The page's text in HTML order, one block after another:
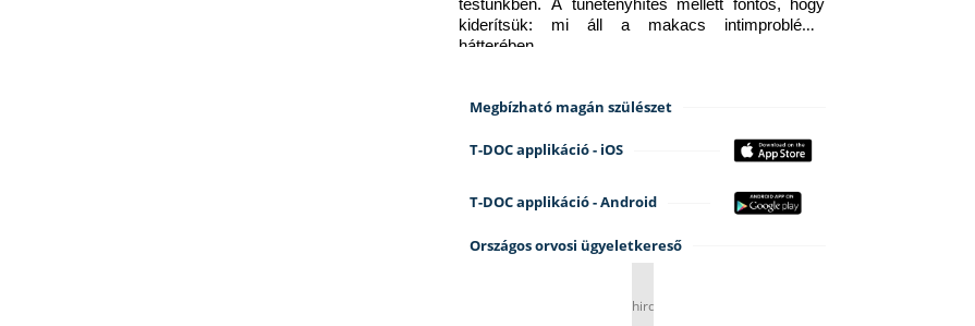
testünkben. A tünetenyhítés mellett fontos, hogy
kiderítsük: mi áll a makacs intimprobléma
hátterében.
Megbízható magán szülészet
T-DOC applikáció - iOS
T-DOC applikáció - Android
Országos orvosi ügyeletkereső
hirdetés